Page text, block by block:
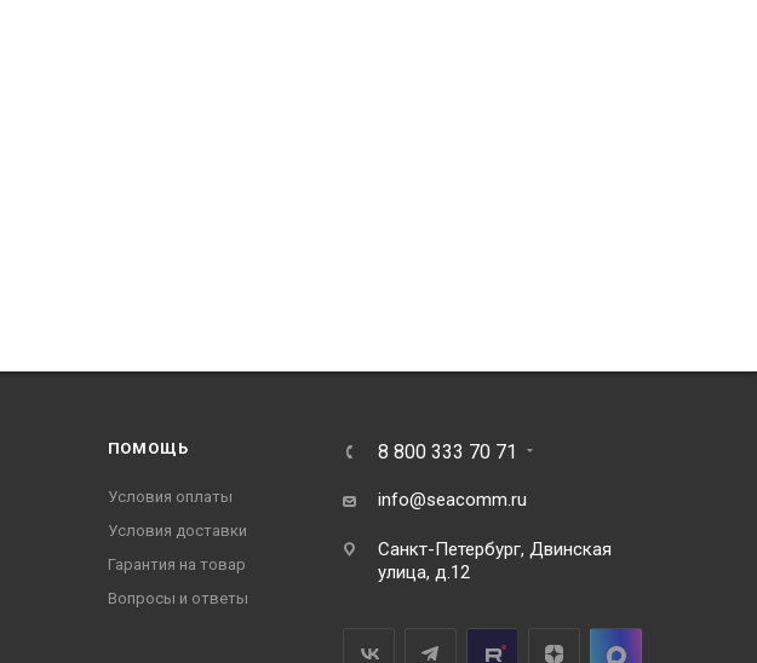
ПОМОЩЬ
Условия оплаты
Условия доставки
Гарантия на товар
Вопросы и ответы
8 800 333 70 71
info@seacomm.ru
Санкт-Петербург, Двинская
улица, д.12